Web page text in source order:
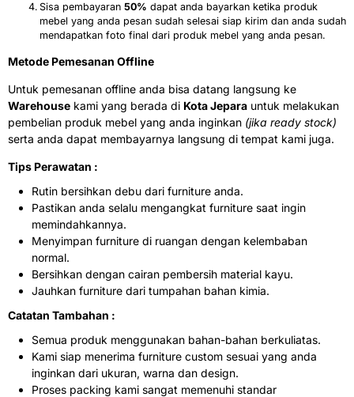
Sisa pembayaran 50% dapat anda bayarkan ketika produk
mebel yang anda pesan sudah selesai siap kirim dan anda sudah
mendapatkan foto final dari produk mebel yang anda pesan.
Metode Pemesanan Offline
Untuk pemesanan offline anda bisa datang langsung ke
Warehouse kami yang berada di Kota Jepara untuk melakukan
pembelian produk mebel yang anda inginkan (jika ready stock)
serta anda dapat membayarnya langsung di tempat kami juga.
Tips Perawatan :
Rutin bersihkan debu dari furniture anda.
Pastikan anda selalu mengangkat furniture saat ingin
memindahkannya.
Menyimpan furniture di ruangan dengan kelembaban
normal.
Bersihkan dengan cairan pembersih material kayu.
Jauhkan furniture dari tumpahan bahan kimia.
Catatan Tambahan :
Semua produk menggunakan bahan-bahan berkuliatas.
Kami siap menerima furniture custom sesuai yang anda
inginkan dari ukuran, warna dan design.
Proses packing kami sangat memenuhi standar